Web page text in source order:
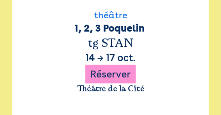
théâtre
1, 2, 3 Poquelin
tg STAN
14 → 17 oct.
Réserver
Théâtre de la Cité